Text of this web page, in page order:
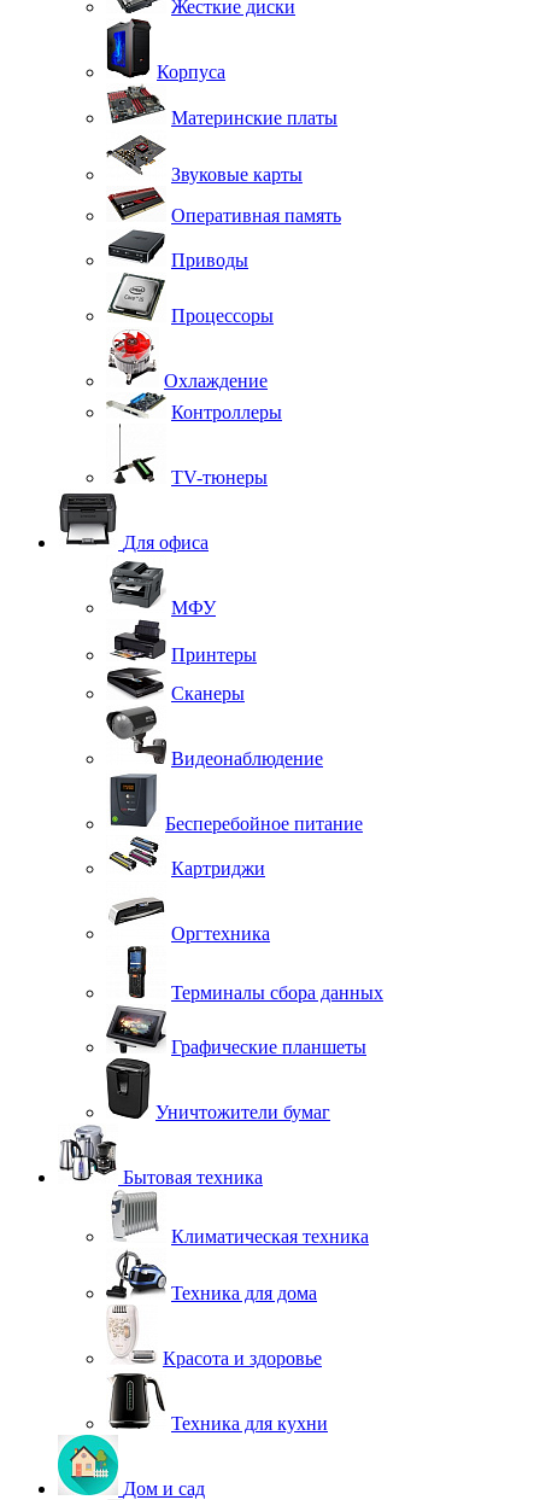
Жесткие диски
Корпуса
Материнские платы
Звуковые карты
Оперативная память
Приводы
Процессоры
Охлаждение
Контроллеры
TV-тюнеры
Для офиса
МФУ
Принтеры
Сканеры
Видеонаблюдение
Бесперебойное питание
Картриджи
Оргтехника
Терминалы сбора данных
Графические планшеты
Уничтожители бумаг
Бытовая техника
Климатическая техника
Техника для дома
Красота и здоровье
Техника для кухни
Дом и сад